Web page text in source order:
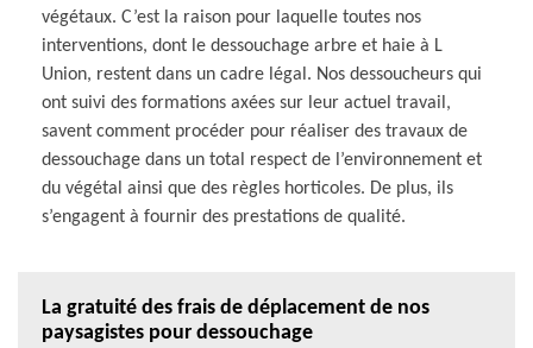
végétaux. C’est la raison pour laquelle toutes nos
interventions, dont le dessouchage arbre et haie à L
Union, restent dans un cadre légal. Nos dessoucheurs qui
ont suivi des formations axées sur leur actuel travail,
savent comment procéder pour réaliser des travaux de
dessouchage dans un total respect de l’environnement et
du végétal ainsi que des règles horticoles. De plus, ils
s’engagent à fournir des prestations de qualité.
La gratuité des frais de déplacement de nos
paysagistes pour dessouchage